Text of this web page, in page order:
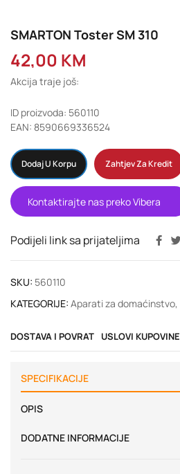
SMARTON Toster SM 310
42,00 KM
Akcija traje još:
ID proizvoda: 560110
EAN: 8590669336524
Dodaj U Korpu Zahtjev Za Kredit
Kontaktirajte nas preko Vibera
Podijeli link sa prijateljima
SKU: 560110
KATEGORIJE: Aparati za domaćinstvo,
DOSTAVA I POVRAT USLOVI KUPOVINE
SPECIFIKACIJE
OPIS
DODATNE INFORMACIJE